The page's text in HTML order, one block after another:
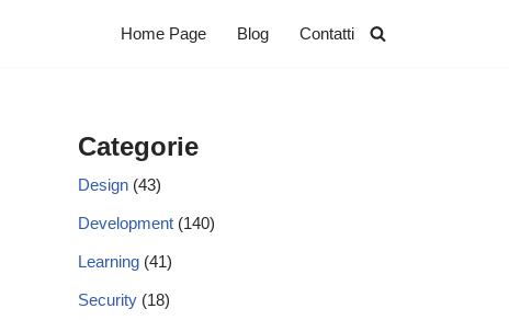
Home Page Blog Contatti
Categorie
Design (43)
Development (140)
Learning (41)
Security (18)